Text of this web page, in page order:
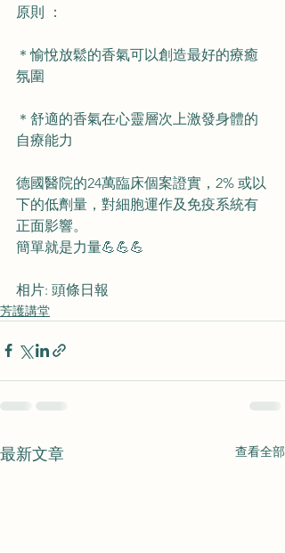
原則 ：
＊愉悅放鬆的香氣可以創造最好的療癒
氛圍
＊舒適的香氣在心靈層次上激發身體的
自療能力
德國醫院的24萬臨床個案證實，2% 或以
下的低劑量，對細胞運作及免疫系統有
正面影響。
簡單就是力量💪💪💪
相片: 頭條日報
芳護講堂
最新文章 查看全部